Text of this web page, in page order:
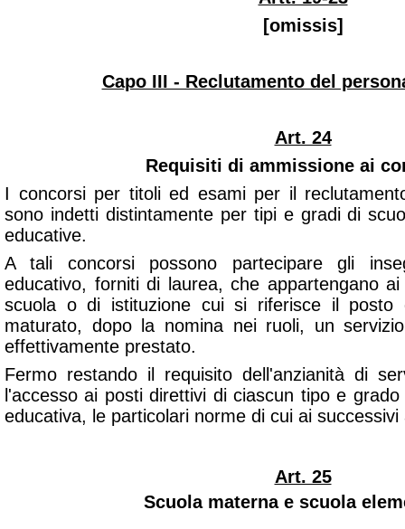
[omissis]
Capo III - Reclutamento del
Art. 24
Requisiti di ammissione ai
I concorsi per titoli ed esami per il
sono indetti distintamente per tipi e gradi di
educative.
A tali concorsi possono partecipare gli
educativo, forniti di laurea, che appartengano
scuola o di istituzione cui si riferisce il posto
maturato, dopo la nomina nei ruoli, un
effettivamente prestato.
Fermo restando il requisito dell'anzianità di
l'accesso ai posti direttivi di ciascun tipo e
educativa, le particolari norme di cui ai successivi
Art. 25
Scuola materna e scuola